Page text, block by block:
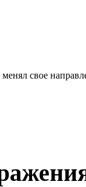
свое